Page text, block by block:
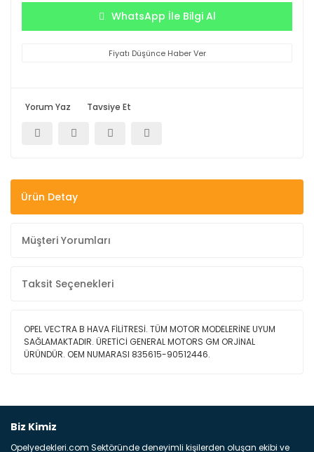
WhatsApp İle Bilgi Al
Fiyatı Düşünce Haber Ver
Yorum Yaz Tavsiye Et
Ürün Detay
Müşteri Yorumları
Taksit Seçenekleri
OPEL VECTRA B HAVA FİLİTRESİ. TÜM MOTOR MODELERİNE UYUM
SAĞLAMAKTADIR. ÜRETİCİ GENERAL MOTORS GM ORJİNAL
ÜRÜNDÜR. OEM NUMARASI 835615-90512446.
Biz Kimiz
Opelyedekleri.com Sektöründe deneyimli kişilerden oluşan ekibi ve